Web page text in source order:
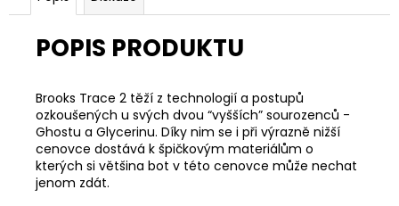
POPIS PRODUKTU
Brooks Trace 2 těží z technologií a postupů
ozkoušených u svých dvou “vyšších” sourozenců -
Ghostu a Glycerinu. Díky nim se i při výrazně nižší
cenovce dostává k špičkovým materiálům o
kterých si většina bot v této cenovce může nechat
jenom zdát.
MIKINA
394